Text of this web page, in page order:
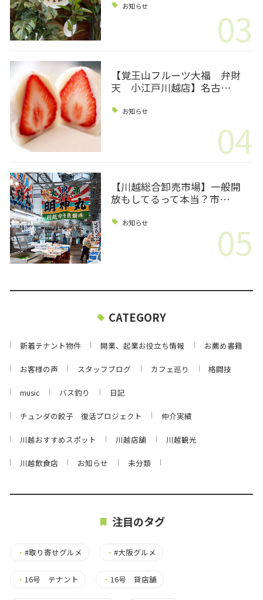
お知らせ 03
【覚王山フルーツ大福 弁財
天 小江戸川越店】名古…
お知らせ
04
【川越総合卸売市場】一般開
放もしてるって本当？市…
お知らせ 05
CATEGORY
新着テナント物件 開業、起業お役立ち情報 お薦め書籍
お客様の声 スタッフブログ カフェ巡り 格闘技
music バス釣り 日記
チュンダの餃子 復活プロジェクト 仲介実績
川越おすすめスポット 川越店舗 川越観光
川越飲食店 お知らせ 未分類
注目のタグ
・ #取り寄せグルメ ・#大阪グルメ
・ 16号 テナント ・16号 貸店舗